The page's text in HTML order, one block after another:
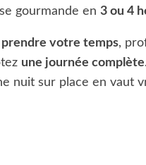
gourmande en 3 ou 4
prendre votre temps,
une journée complète
nuit sur place en vaut